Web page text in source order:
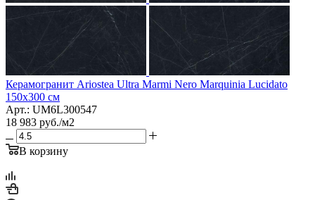
Керамогранит Ariostea Ultra Marmi Nero Marquinia Lucidato
150x300 см
Арт.: UM6L300547
18 983 руб./м2
В корзину